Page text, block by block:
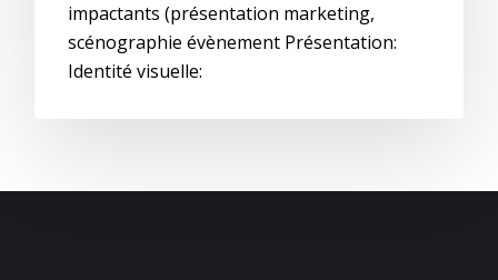
impactants (présentation marketing,
scénographie évènement Présentation:
Identité visuelle: